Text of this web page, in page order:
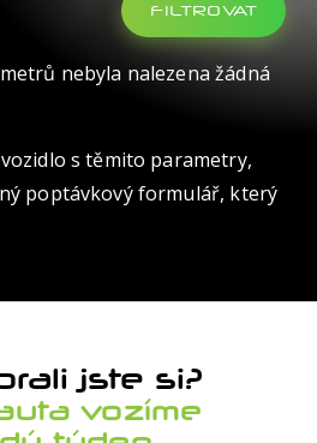
FILTROVAT
nebyla nalezena žádná
s těmito parametry,
poptávkový formulář, který
jste si?
vozíme